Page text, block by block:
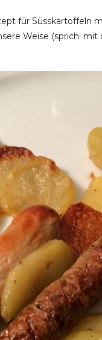
für Süsskartoffeln
Weise (sprich: